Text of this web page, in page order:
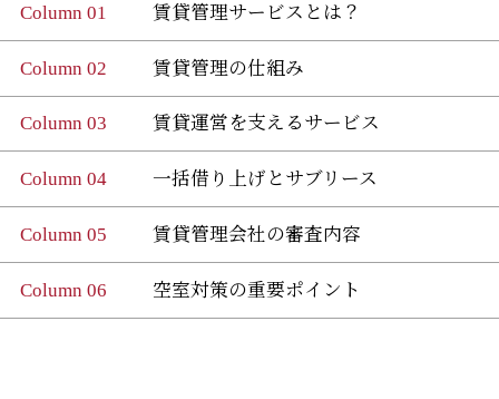
Column 01 賃貸管理サービスとは？
Column 02 賃貸管理の仕組み
Column 03 賃貸運営を支えるサービス
Column 04 一括借り上げとサブリース
Column 05 賃貸管理会社の審査内容
Column 06 空室対策の重要ポイント